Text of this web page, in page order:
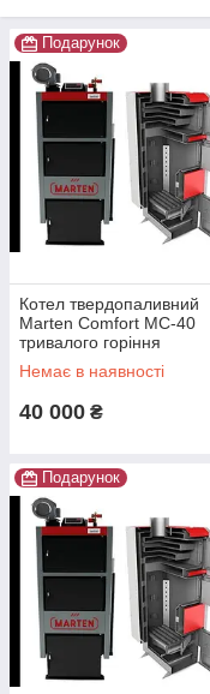
Подарунок
Котел твердопаливний
Marten Comfort MC-40
тривалого горіння
Немає в наявності
40 000 ₴
Подарунок